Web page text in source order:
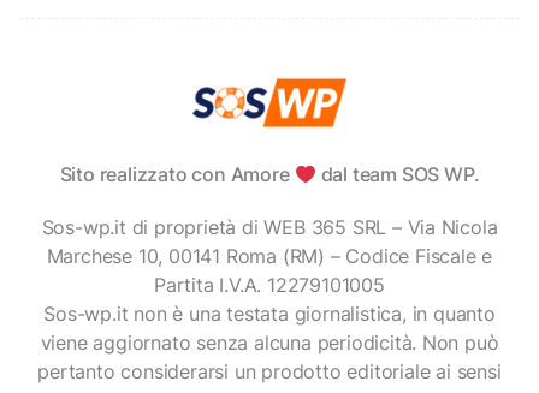
Sito realizzato con Amore dal team SOS WP.
Sos-wp.it di proprietà di WEB 365 SRL – Via Nicola
Marchese 10, 00141 Roma (RM) – Codice Fiscale e
Partita I.V.A. 12279101005
Sos-wp.it non è una testata giornalistica, in quanto
viene aggiornato senza alcuna periodicità. Non può
pertanto considerarsi un prodotto editoriale ai sensi